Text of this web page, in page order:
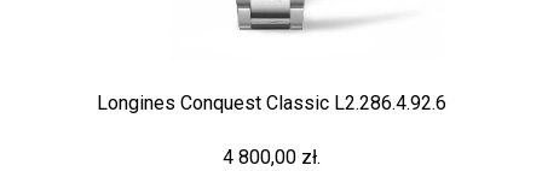
Longines Conquest Classic L2.286.4.92.6
4 800,00 zł.